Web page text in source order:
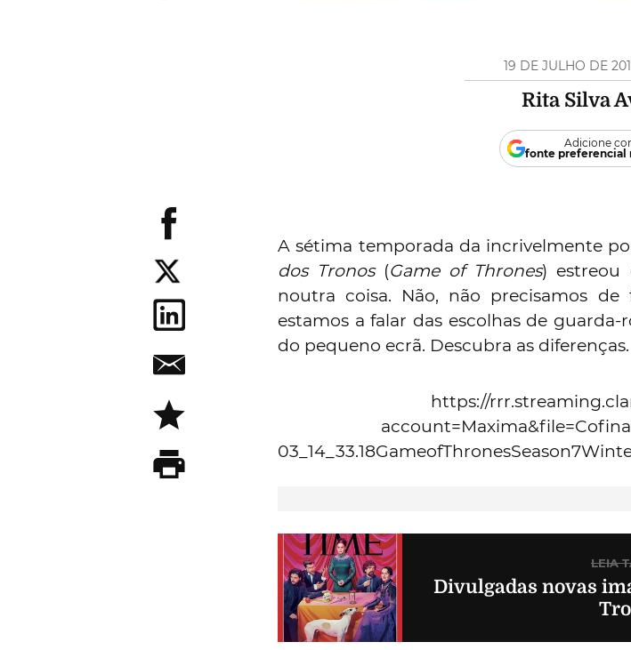
19 DE JULHO DE
Rita Silva
Adicione
fonte preferencial
A sétima temporada da incrivelmente
dos Tronos(Game of Thrones) estreou
noutra coisa. Não, não precisamos
estamos a falar das escolhas de guarda-
do pequeno ecrã. Descubra as diferenças.
https://
LEIA
Divulgadas novas